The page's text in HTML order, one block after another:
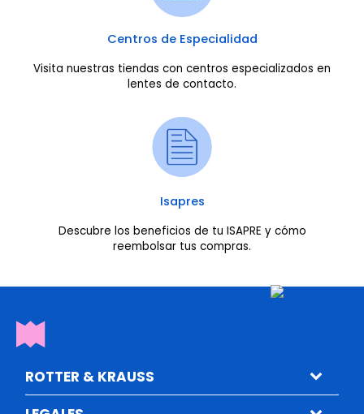
Centros de Especialidad
Visita nuestras tiendas con centros especializados en
lentes de contacto.
Isapres
Descubre los beneficios de tu ISAPRE y cómo
reembolsar tus compras.
ROTTER & KRAUSS